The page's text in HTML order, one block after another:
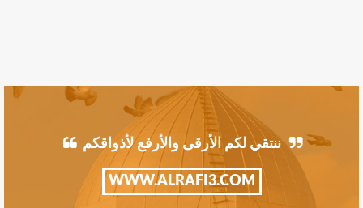
ننتقي لكم الأرقى والأرفع لأذواقكم
WWW.ALRAFI3.COM